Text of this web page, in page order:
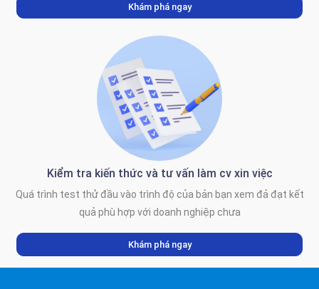
Khám phá ngay
Kiểm tra kiến thức và tư vấn làm cv xin việc
Quá trình test thử đầu vào trình độ của bản bạn xem đả đạt kết
quả phù hợp với doanh nghiệp chưa
Khám phá ngay